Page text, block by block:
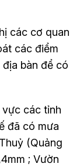
các cơ quan
các điểm
bàn để có
vực các tỉnh
đã có mưa
(Quảng
; Vườn